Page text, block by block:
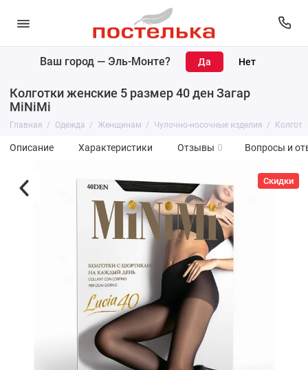
Ваш город — Эль-Монте?
Колготки женские 5 размер 40 ден Загар
MiNiMi
Главная Одежда Женщинам Чулочно-носочные изделия
Описание Характеристики Отзывы 0 Вопросы и
Скидки